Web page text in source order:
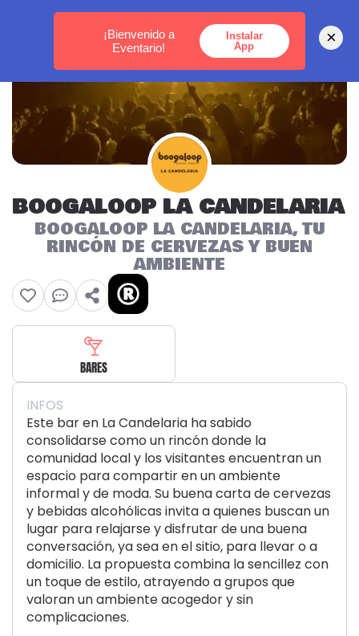
MEDELLÍN - BOGOTÁ - CARTAGENA
BOOGALOOP LA CANDELARIA
BOOGALOOP LA CANDELARIA, TU
RINCÓN DE CERVEZAS Y BUEN
AMBIENTE
BARES
INFOS
Este bar en La Candelaria ha sabido
consolidarse como un rincón donde la
comunidad local y los visitantes encuentran un
espacio para compartir en un ambiente
informal y de moda. Su buena carta de cervezas
y bebidas alcohólicas invita a quienes buscan un
lugar para relajarse y disfrutar de una buena
conversación, ya sea en el sitio, para llevar o a
domicilio. La propuesta combina la sencillez con
un toque de estilo, atrayendo a grupos que
valoran un ambiente acogedor y sin
complicaciones.
¡Bienvenido a
Eventario!
Instalar
App
×